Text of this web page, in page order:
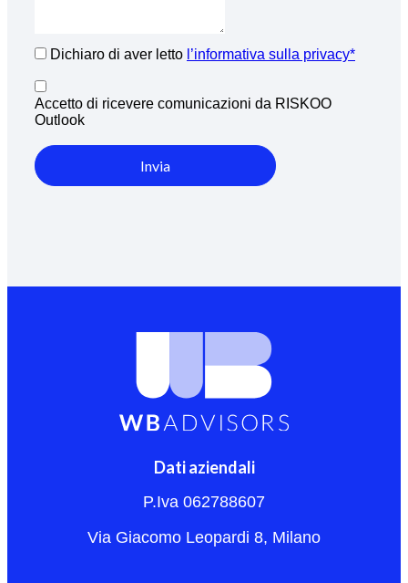
Dichiaro di aver letto l’informativa sulla privacy*
Accetto di ricevere comunicazioni da RISKOO
Outlook
Invia
Dati aziendali
P.Iva 062788607
Via Giacomo Leopardi 8, Milano